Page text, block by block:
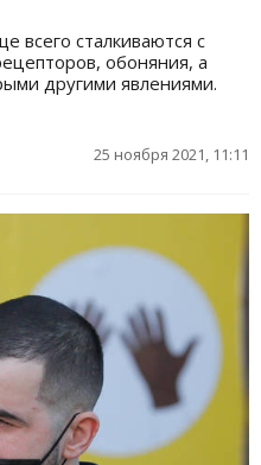
всего сталкиваются с
обоняния, а
другими явлениями.
25 ноября 2021, 11:11